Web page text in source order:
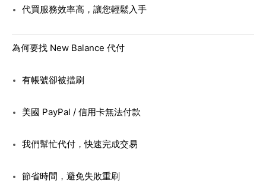
代買服務效率高，讓您輕鬆入手
為何要找 New Balance 代付
有帳號卻被擋刷
美國 PayPal / 信用卡無法付款
我們幫忙代付，快速完成交易
節省時間，避免失敗重刷